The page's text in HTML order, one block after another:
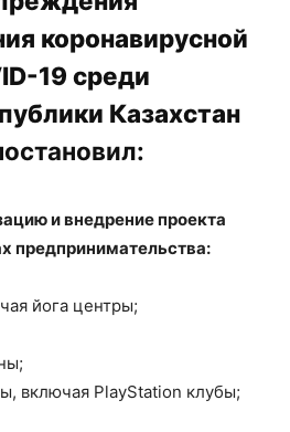
коронавирусной
19 среди
Казахстан
и внедрение проекта
предпринимательства:
йога центры;
включая PlayStation клубы;